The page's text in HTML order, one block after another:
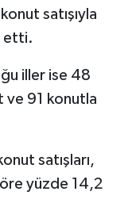
satışıyla
etti.
iller ise 48
ve 91 konutla
satışları,
yüzde 14,2